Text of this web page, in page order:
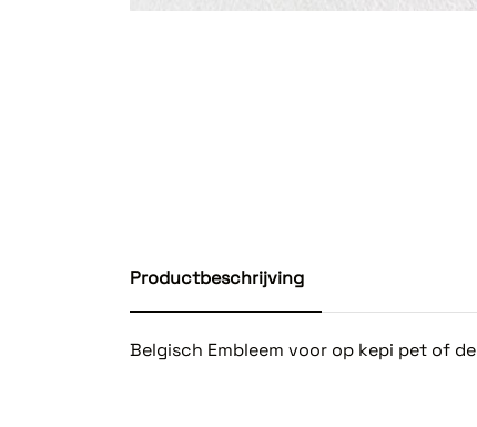
Productbeschrijving
Belgisch Embleem voor op kepi pet of